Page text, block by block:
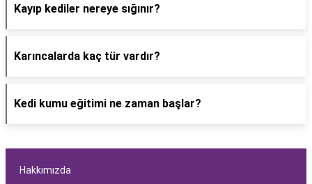
Kayıp kediler nereye sığınır?
Karıncalarda kaç tür vardır?
Kedi kumu eğitimi ne zaman başlar?
Hakkımızda